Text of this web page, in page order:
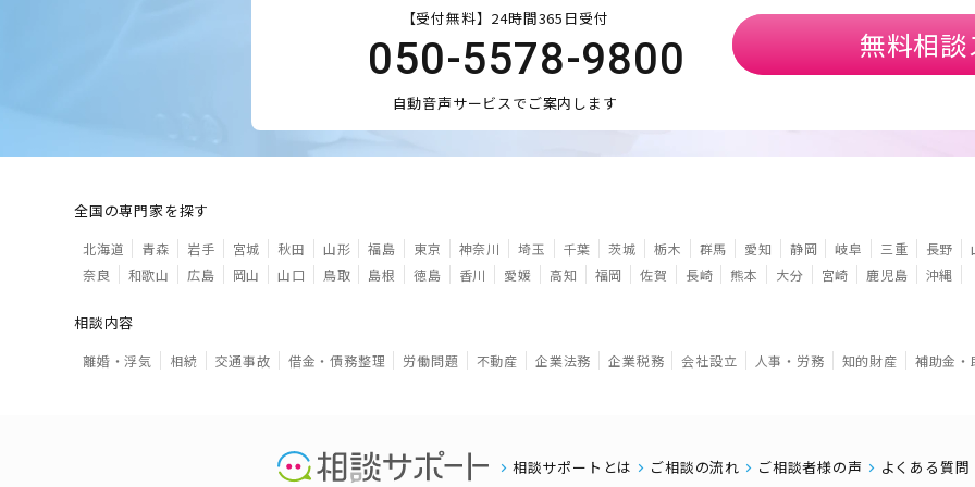
【受付無料】24時間365日受付
050-5578-9800
自動音声サービスでご案内します
無料相
全国の専門家を探す
北海道 青森 岩手 宮城 秋田 山形 福島 東京 神奈川 埼玉 千葉 茨城 栃木 群馬 愛知 静岡 岐阜 三重 長野
奈良
和歌山 広島 岡山 山口 鳥取 島根 徳島 香川 愛媛 高知 福岡 佐賀 長崎 熊本 大分 宮崎 鹿児島 沖縄
相談内容
離婚・浮気 相続 交通事故 借金・債務整理 労働問題 不動産 企業法務 企業税務 会社設立 人事・労務 知的財産 補助金・
相談サポートとは ご相談の流れ ご相談者様の声 よくある質問